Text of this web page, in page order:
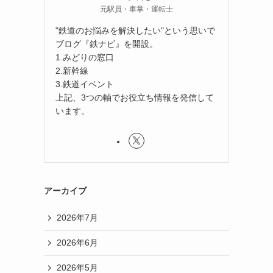
元駅員・車掌・運転士
"鉄道のお悩みを解決したい"という思いで
ブログ『鉄ナビ』を開設。
1.みどりの窓口
2.新幹線
3.鉄道イベント
上記、3つの軸でお役立ち情報を発信して
います。
アーカイブ
2026年7月
2026年6月
2026年5月